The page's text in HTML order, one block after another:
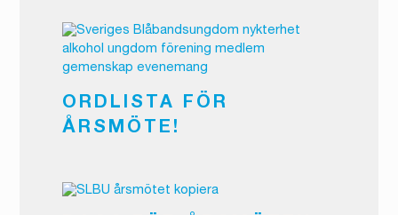
ORDLISTA FÖR
ÅRSMÖTE!